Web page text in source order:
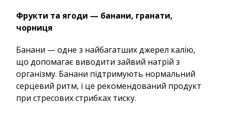
Фрукти та ягоди — банани, гранати,
чорниця
Банани — одне з найбагатших джерел калію,
що допомагає виводити зайвий натрій з
організму. Банани підтримують нормальний
серцевий ритм, і це рекомендований продукт
при стресових стрибках тиску.